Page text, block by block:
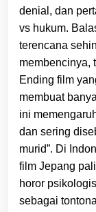
denial, dan
vs hukum.
terencana
membencinya,
Ending film
membuat
ini
dan sering
murid”. Di
film Jepang
horor
sebagai